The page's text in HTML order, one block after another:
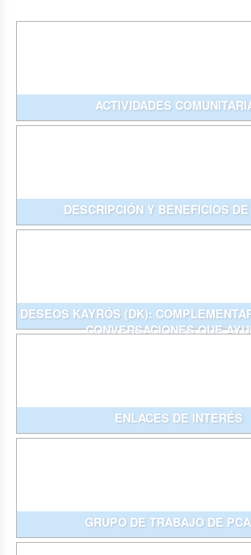
ACTIVIDADES
DESCRIPCIÓN Y BENEFICIOS
DESEOS KAYRÓS (DK):
CONVERSACIONES QUE
ENLACES DE INTERÉS
GRUPO DE TRABAJO DE